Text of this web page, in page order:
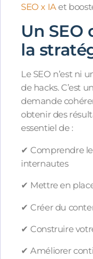
SEO x IAet
Un SEO
la
Le SEO n’est ni
de hacks. C’est
demande
obtenir des
essentiel de :
✔ Comprendre
internautes
✔ Mettre en
✔ Créer du
✔ Construire
✔ Améliorer